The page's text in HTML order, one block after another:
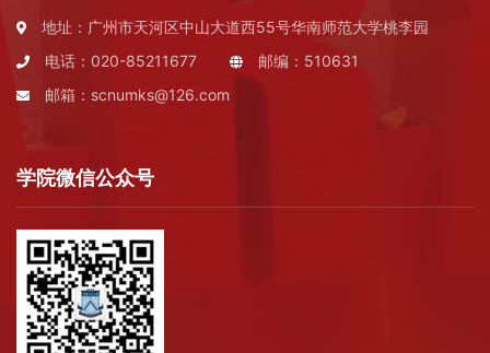
地址：广州市天河区中山大道西55号华南师范大学桃李园
电话：020-85211677
邮编：510631
邮箱：scnumks@126.com
学院微信公众号